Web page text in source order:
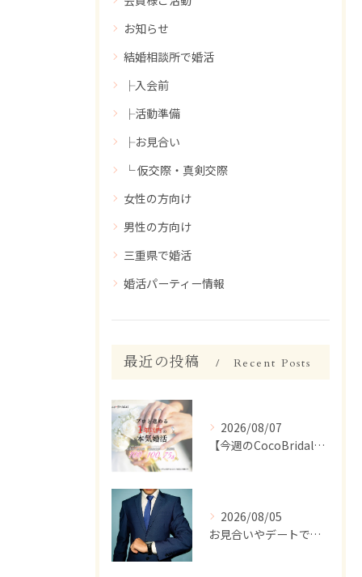
お知らせ
結婚相談所で婚活
├入会前
├活動準備
├お見合い
└ 仮交際・真剣交際
女性の方向け
男性の方向け
三重県で婚活
婚活パーティー情報
最近の投稿 Recent Posts
2026/08/07
【今週のCocoBridal】8/1〜8/7 会員様 活動報告✨
2026/08/05
お見合いやデートで、ついつい話しすぎちゃう人いませんか？【婚活 男性 話しすぎ】